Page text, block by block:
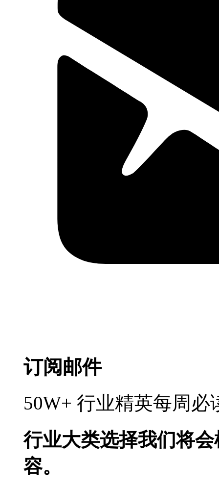
订阅邮件
50W+ 行业精英每周
行业大类选择我们将
容。